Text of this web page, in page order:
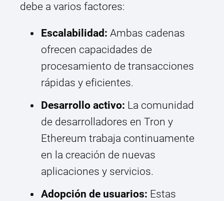
debe a varios factores:
Escalabilidad: Ambas cadenas
ofrecen capacidades de
procesamiento de transacciones
rápidas y eficientes.
Desarrollo activo: La comunidad
de desarrolladores en Tron y
Ethereum trabaja continuamente
en la creación de nuevas
aplicaciones y servicios.
Adopción de usuarios: Estas